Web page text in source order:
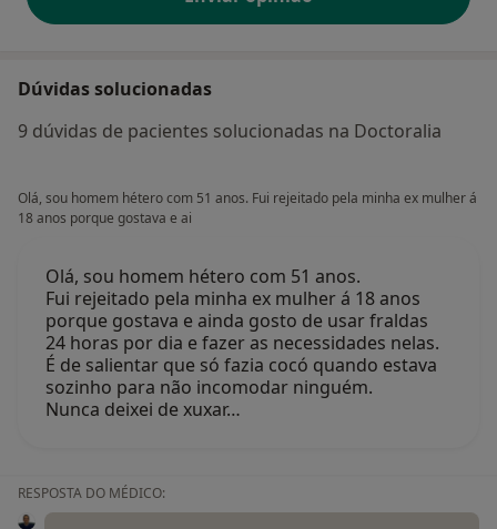
Dúvidas solucionadas
9 dúvidas de pacientes solucionadas na Doctoralia
Olá, sou homem hétero com 51 anos. Fui rejeitado pela minha ex mulher á
18 anos porque gostava e ai
Olá, sou homem hétero com 51 anos.
Fui rejeitado pela minha ex mulher á 18 anos
porque gostava e ainda gosto de usar fraldas
24 horas por dia e fazer as necessidades nelas.
É de salientar que só fazia cocó quando estava
sozinho para não incomodar ninguém.
Nunca deixei de xuxar…
RESPOSTA DO MÉDICO: